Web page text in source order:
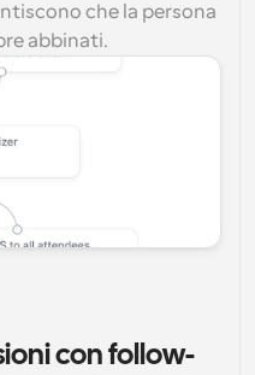
che la persona
abbinati.
con follow-